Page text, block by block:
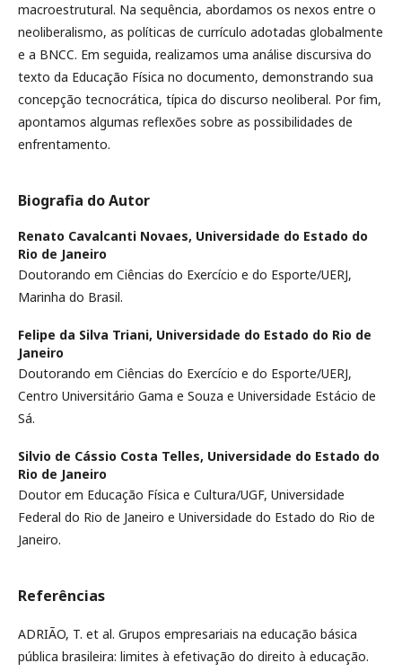
macroestrutural. Na sequência, abordamos os nexos entre o
neoliberalismo, as políticas de currículo adotadas globalmente
e a BNCC. Em seguida, realizamos uma análise discursiva do
texto da Educação Física no documento, demonstrando sua
concepção tecnocrática, típica do discurso neoliberal. Por fim,
apontamos algumas reflexões sobre as possibilidades de
enfrentamento.
Biografia do Autor
Renato Cavalcanti Novaes, Universidade do Estado do
Rio de Janeiro
Doutorando em Ciências do Exercício e do Esporte/UERJ,
Marinha do Brasil.
Felipe da Silva Triani, Universidade do Estado do Rio de
Janeiro
Doutorando em Ciências do Exercício e do Esporte/UERJ,
Centro Universitário Gama e Souza e Universidade Estácio de
Sá.
Silvio de Cássio Costa Telles, Universidade do Estado do
Rio de Janeiro
Doutor em Educação Física e Cultura/UGF, Universidade
Federal do Rio de Janeiro e Universidade do Estado do Rio de
Janeiro.
Referências
ADRIÃO, T. et al. Grupos empresariais na educação básica
pública brasileira: limites à efetivação do direito à educação.